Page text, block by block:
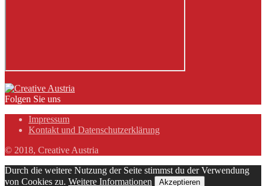
Folgen Sie uns
Impressum
Kontakt und Datenschutzerklärung
© 2018, Creative Austria
Durch die weitere Nutzung der Seite stimmst du der Verwendung
von Cookies zu. Weitere Informationen Akzeptieren